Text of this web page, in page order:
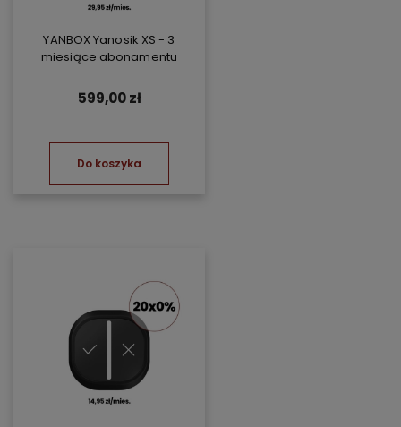
YANBOX Yanosik XS - 3
miesiące abonamentu
599,00 zł
Do koszyka